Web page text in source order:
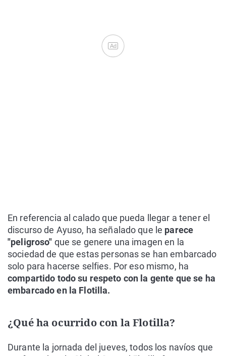
Ad
En referencia al calado que pueda llegar a tener el
discurso de Ayuso, ha señalado que le parece
"peligroso" que se genere una imagen en la
sociedad de que estas personas se han embarcado
solo para hacerse selfies. Por eso mismo, ha
compartido todo su respeto con la gente que se ha
embarcado en la Flotilla.
¿Qué ha ocurrido con la Flotilla?
Durante la jornada del jueves, todos los navíos que